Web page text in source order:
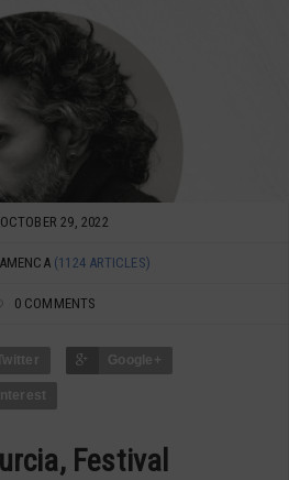
OCTOBER 29, 2022
(1124 ARTICLES)
0 COMMENTS
Google+
Festival